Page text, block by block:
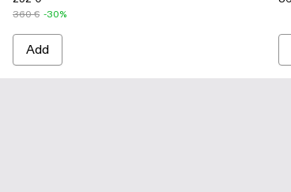
360 € -30%
Add